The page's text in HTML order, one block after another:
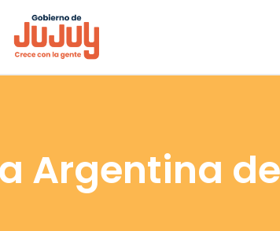
Argentina